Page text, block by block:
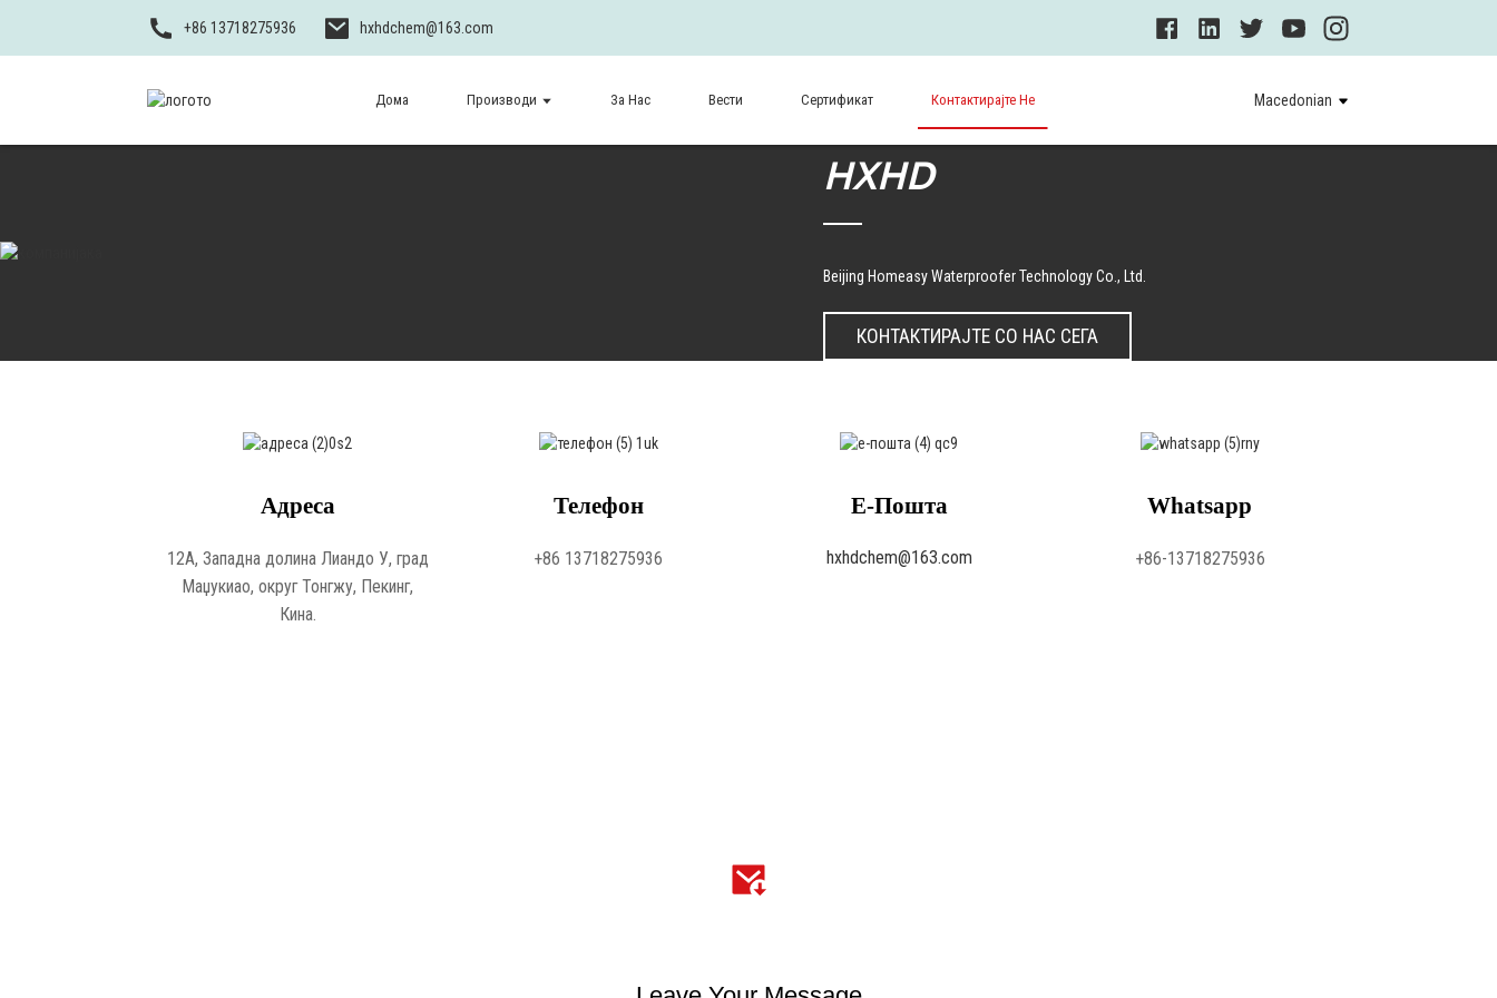
+86 13718275936 hxhdchem@163.com
Дома Производи За Нас Вести Сертификат Контактирајте Не Macedonian
HXHD
Beijing Homeasy Waterproofer Technology Co., Ltd.
КОНТАКТИРАЈТЕ СО НАС СЕГА
Адреса
12А, Западна долина Лиандо У, град
Маџукиао, округ Тонгжу, Пекинг,
Кина.
Телефон
+86 13718275936
Е-Пошта
hxhdchem@163.com
Whatsapp
+86-13718275936